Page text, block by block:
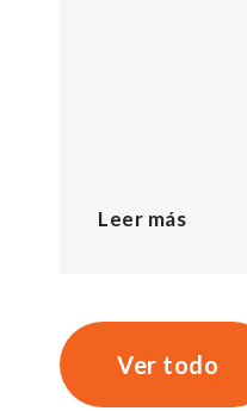
Leer más
Ver todo